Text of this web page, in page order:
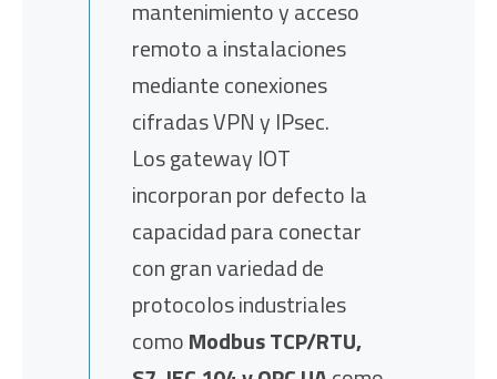
mantenimiento y acceso
remoto a instalaciones
mediante conexiones
cifradas VPN y IPsec.
Los gateway IOT
incorporan por defecto la
capacidad para conectar
con gran variedad de
protocolos industriales
comoModbus TCP/RTU,